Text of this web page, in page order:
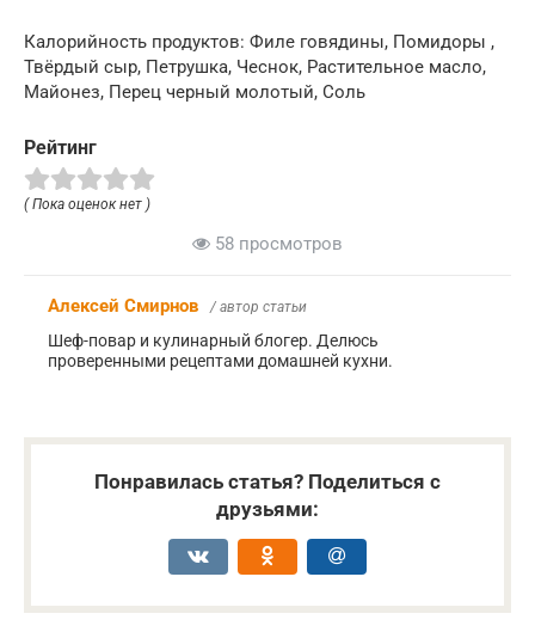
Калорийность продуктов: Филе говядины, Помидоры ,
Твёрдый сыр, Петрушка, Чеснок, Растительное масло,
Майонез, Перец черный молотый, Соль
Рейтинг
( Пока оценок нет )
58 просмотров
Алексей Смирнов / автор статьи
Шеф-повар и кулинарный блогер. Делюсь
проверенными рецептами домашней кухни.
Понравилась статья? Поделиться с
друзьями: